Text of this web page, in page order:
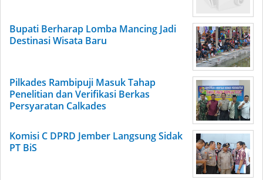
Bupati Berharap Lomba Mancing Jadi
Destinasi Wisata Baru
Pilkades Rambipuji Masuk Tahap
Penelitian dan Verifikasi Berkas
Persyaratan Calkades
Komisi C DPRD Jember Langsung Sidak
PT BiS